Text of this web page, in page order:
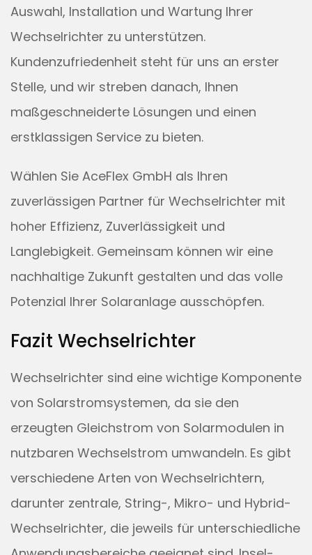
Auswahl, Installation und Wartung Ihrer
Wechselrichter zu unterstützen.
Kundenzufriedenheit steht für uns an erster
Stelle, und wir streben danach, Ihnen
maßgeschneiderte Lösungen und einen
erstklassigen Service zu bieten.
Wählen Sie AceFlex GmbH als Ihren
zuverlässigen Partner für Wechselrichter mit
hoher Effizienz, Zuverlässigkeit und
Langlebigkeit. Gemeinsam können wir eine
nachhaltige Zukunft gestalten und das volle
Potenzial Ihrer Solaranlage ausschöpfen.
Fazit Wechselrichter
Wechselrichter sind eine wichtige Komponente
von Solarstromsystemen, da sie den
erzeugten Gleichstrom von Solarmodulen in
nutzbaren Wechselstrom umwandeln. Es gibt
verschiedene Arten von Wechselrichtern,
darunter zentrale, String-, Mikro- und Hybrid-
Wechselrichter, die jeweils für unterschiedliche